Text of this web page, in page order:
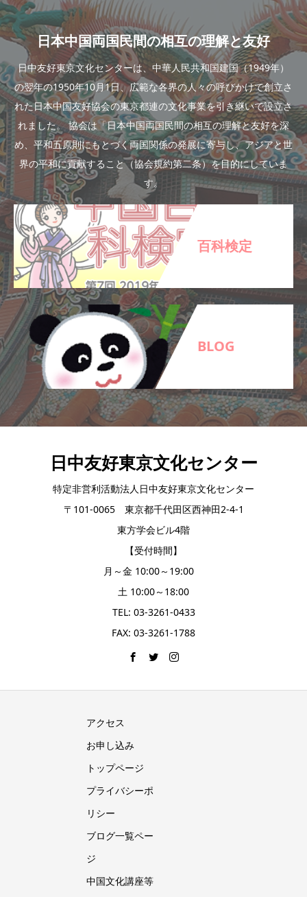
日本中国両国民間の相互の理解と友好
日中友好東京文化センターは、中華人民共和国建国（1949年）
の翌年の1950年10月1日、広範な各界の人々の呼びかけで創立さ
れた日本中国友好協会の東京都連の文化事業を引き継いで設立さ
れました。 協会は「日本中国両国民間の相互の理解と友好を深
め、平和五原則にもとづく両国関係の発展に寄与し、アジアと世
界の平和に貢献すること（協会規約第二条）を目的にしていま
す。
百科検定
BLOG
日中友好東京文化センター
特定非営利活動法人日中友好東京文化センター
〒101-0065 東京都千代田区西神田2-4-1
東方学会ビル4階
【受付時間】
月～金 10:00～19:00
土 10:00～18:00
TEL: 03-3261-0433
FAX: 03-3261-1788
アクセス
お申し込み
トップページ
プライバシーポ
リシー
ブログ一覧ペー
ジ
中国文化講座等